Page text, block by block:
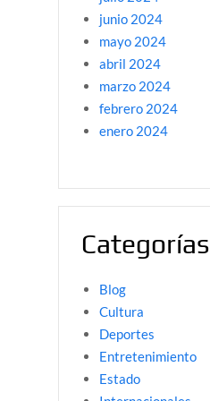
junio 2024
mayo 2024
abril 2024
marzo 2024
febrero 2024
enero 2024
Categorías
Blog
Cultura
Deportes
Entretenimiento
Estado